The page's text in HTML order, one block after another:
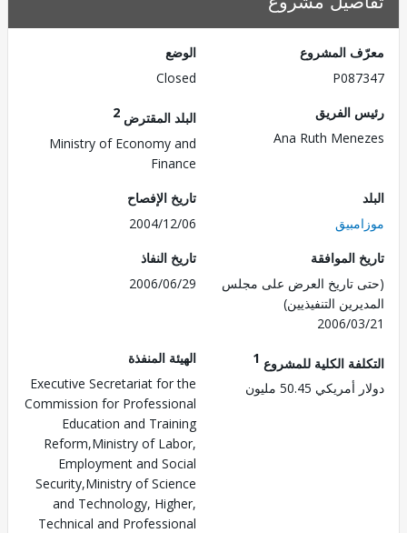
المشروع
الفريق
Ana Ruth
البلد المقترض
Ministry of Economy and
تاريخ الإفصاح
2004/12/06
الموافقة
تاريخ العرض على مجلس
التنفيذيين)
2006/
تاريخ النفاذ
2006/06/29
الكلية للمشروع1
50.45 مليون
الهيئة المنفذة
Executive Secretariat for the
Commission for Professional
Education and Training
Reform,Ministry of Labor,
Employment and Social
Security,Ministry of Science
and Technology, Higher,
Technical and Professional